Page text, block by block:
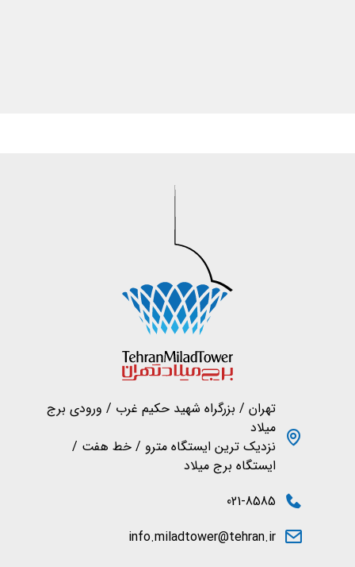
تهران / بزرگراه شهید حکیم غرب / ورودی برج
میلاد
نزدیک ترین ایستگاه مترو / خط هفت /
ایستگاه برج میلاد
021-8585
info.miladtower@tehran.ir